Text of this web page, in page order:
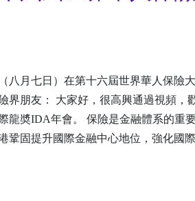
八月七日）在第十六屆世界華人保險
界朋友： 大家好，很高興通過視頻，
龍奬IDA年會。 保險是金融體系的重
鞏固提升國際金融中心地位，強化國